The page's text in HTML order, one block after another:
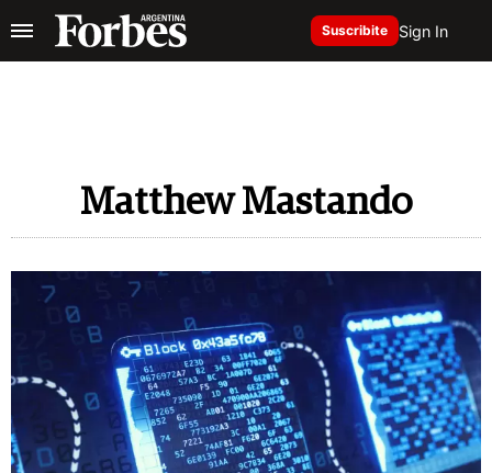
Suscribite Sign In
Matthew Mastando